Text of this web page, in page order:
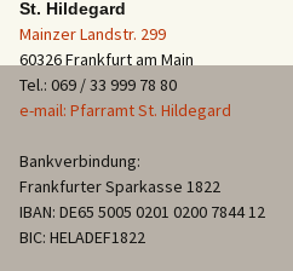
St. Hildegard
Mainzer Landstr. 299
60326 Frankfurt am Main
Tel.: 069 / 33 999 78 80
e-mail: Pfarramt St. Hildegard
Bankverbindung:
Frankfurter Sparkasse 1822
IBAN: DE65 5005 0201 0200 7844 12
BIC: HELADEF1822